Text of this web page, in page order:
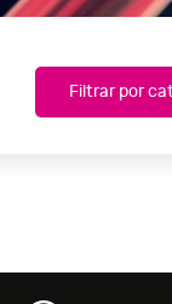
Filtrar por